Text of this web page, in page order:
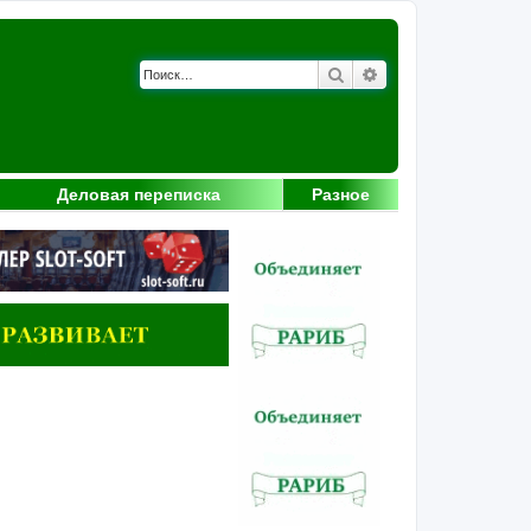
Поиск
Деловая переписка Разное